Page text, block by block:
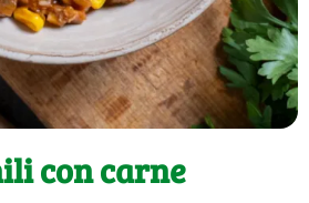
con carne